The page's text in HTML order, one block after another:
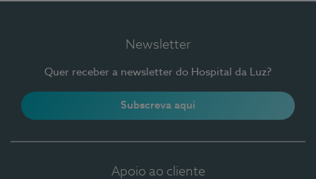
Newsletter
Quer receber a newsletter do Hospital da Luz?
Subscreva aqui
Apoio ao cliente